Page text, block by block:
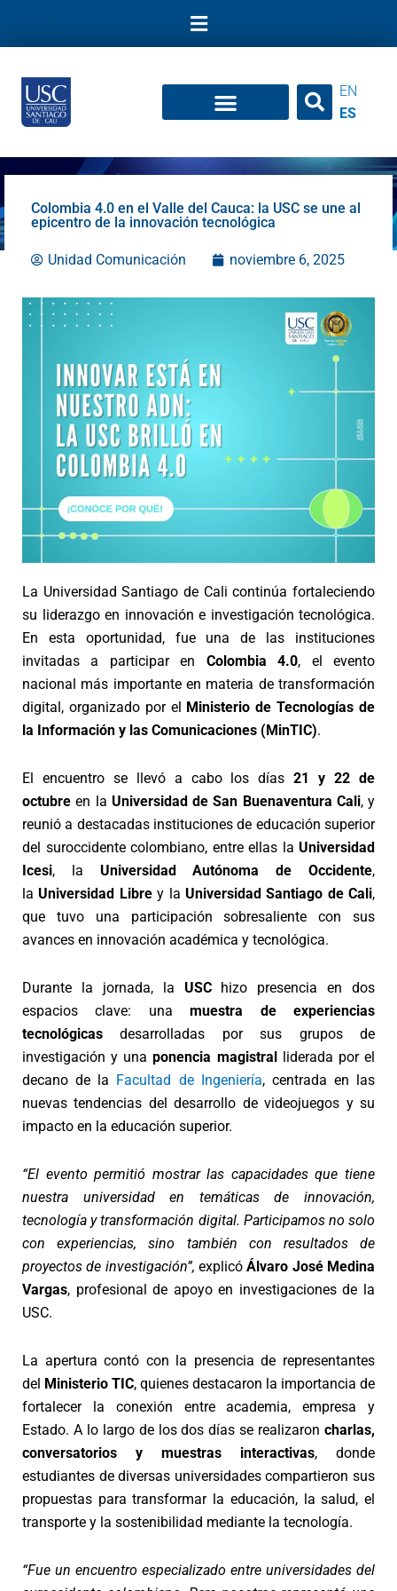
EN
ES
Colombia 4.0 en el Valle del Cauca: la USC se une al
epicentro de la innovación tecnológica
Unidad Comunicación noviembre 6, 2025
La Universidad Santiago de Cali continúa fortaleciendo
su liderazgo en innovación e investigación tecnológica.
En esta oportunidad, fue una de las instituciones
invitadas a participar en Colombia 4.0, el evento
nacional más importante en materia de transformación
digital, organizado por el Ministerio de Tecnologías de
la Información y las Comunicaciones (MinTIC).
El encuentro se llevó a cabo los días21 y 22 de
octubre en la Universidad de San Buenaventura Cali, y
reunió a destacadas instituciones de educación superior
del suroccidente colombiano, entre ellas la Universidad
Icesi, la Universidad Autónoma de Occidente,
laUniversidad Librey la Universidad Santiago de Cali,
que tuvo una participación sobresaliente con sus
avances en innovación académica y tecnológica.
Durante la jornada, la USChizo presencia en dos
espacios clave: unamuestra de experiencias
tecnológicas desarrolladas por sus grupos de
investigación y unaponencia magistralliderada por el
decano de la Facultad de Ingeniería, centrada en las
nuevas tendencias del desarrollo de videojuegos y su
impacto en la educación superior.
“El evento permitió mostrar las capacidades que tiene
nuestra universidad en temáticas de innovación,
tecnología y transformación digital. Participamos no solo
con experiencias, sino también con resultados de
proyectos de investigación”, explicóÁlvaro José Medina
Vargas, profesional de apoyo en investigaciones de la
USC.
La apertura contó con la presencia de representantes
del Ministerio TIC, quienes destacaron la importancia de
fortalecer la conexión entre academia, empresa y
Estado. A lo largo de los dos días se realizaron charlas,
conversatorios y muestras interactivas, donde
estudiantes de diversas universidades compartieron sus
propuestas para transformar la educación, la salud, el
transporte y la sostenibilidad mediante la tecnología.
“Fue un encuentro especializado entre universidades del